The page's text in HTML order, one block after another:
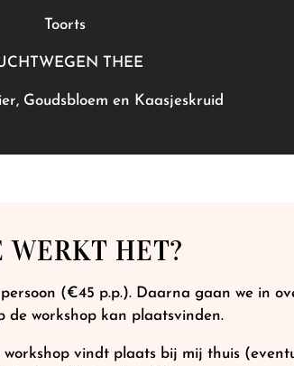
Toorts
THEE
Goudsbloem en Kaasjeskruid
WERKT HET?
(€45 p.p.). Daarna gaan we in
de workshop kan plaatsvinden.
vindt plaats bij mij thuis